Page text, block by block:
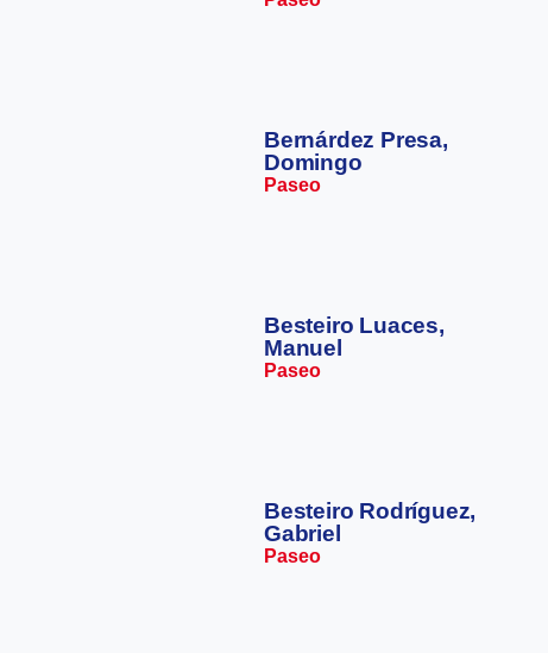
Bernárdez Presa,
Domingo
Paseo
Besteiro Luaces,
Manuel
Paseo
Besteiro Rodríguez,
Gabriel
Paseo